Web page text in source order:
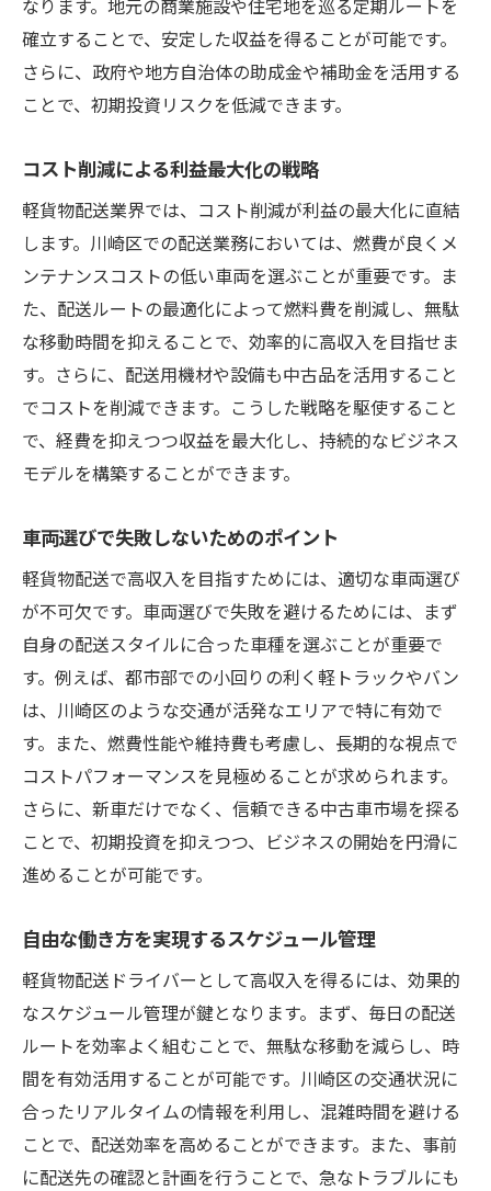
なります。地元の商業施設や住宅地を巡る定期ルートを
確立することで、安定した収益を得ることが可能です。
さらに、政府や地方自治体の助成金や補助金を活用する
ことで、初期投資リスクを低減できます。
コスト削減による利益最大化の戦略
軽貨物配送業界では、コスト削減が利益の最大化に直結
します。川崎区での配送業務においては、燃費が良くメ
ンテナンスコストの低い車両を選ぶことが重要です。ま
た、配送ルートの最適化によって燃料費を削減し、無駄
な移動時間を抑えることで、効率的に高収入を目指せま
す。さらに、配送用機材や設備も中古品を活用すること
でコストを削減できます。こうした戦略を駆使すること
で、経費を抑えつつ収益を最大化し、持続的なビジネス
モデルを構築することができます。
車両選びで失敗しないためのポイント
軽貨物配送で高収入を目指すためには、適切な車両選び
が不可欠です。車両選びで失敗を避けるためには、まず
自身の配送スタイルに合った車種を選ぶことが重要で
す。例えば、都市部での小回りの利く軽トラックやバン
は、川崎区のような交通が活発なエリアで特に有効で
す。また、燃費性能や維持費も考慮し、長期的な視点で
コストパフォーマンスを見極めることが求められます。
さらに、新車だけでなく、信頼できる中古車市場を探る
ことで、初期投資を抑えつつ、ビジネスの開始を円滑に
進めることが可能です。
自由な働き方を実現するスケジュール管理
軽貨物配送ドライバーとして高収入を得るには、効果的
なスケジュール管理が鍵となります。まず、毎日の配送
ルートを効率よく組むことで、無駄な移動を減らし、時
間を有効活用することが可能です。川崎区の交通状況に
合ったリアルタイムの情報を利用し、混雑時間を避ける
ことで、配送効率を高めることができます。また、事前
に配送先の確認と計画を行うことで、急なトラブルにも